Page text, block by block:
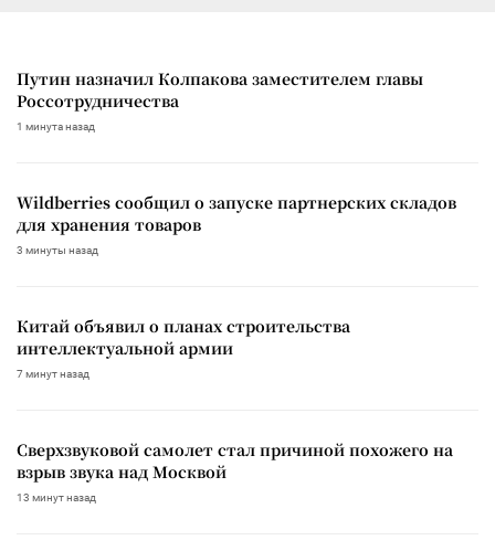
Путин назначил Колпакова заместителем главы
Россотрудничества
1 минута назад
Wildberries сообщил о запуске партнерских складов
для хранения товаров
3 минуты назад
Китай объявил о планах строительства
интеллектуальной армии
7 минут назад
Сверхзвуковой самолет стал причиной похожего на
взрыв звука над Москвой
13 минут назад